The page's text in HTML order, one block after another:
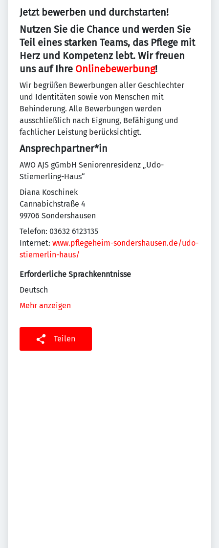
Jetzt bewerben und durchstarten!
Nutzen Sie die Chance und werden Sie
Teil eines starken Teams, das Pflege mit
Herz und Kompetenz lebt. Wir freuen
uns auf Ihre Onlinebewerbung!
Wir begrüßen Bewerbungen aller Geschlechter
und Identitäten sowie von Menschen mit
Behinderung. Alle Bewerbungen werden
ausschließlich nach Eignung, Befähigung und
fachlicher Leistung berücksichtigt.
Ansprechpartner*in
AWO AJS gGmbH Seniorenresidenz „Udo-
Stiemerling-Haus“
Diana Koschinek
Cannabichstraße 4
99706 Sondershausen
Telefon: 03632 6123135
Internet: www.pflegeheim-sondershausen.de/udo-
stiemerlin-haus/
Erforderliche Sprachkenntnisse
Deutsch
Mehr anzeigen
Teilen